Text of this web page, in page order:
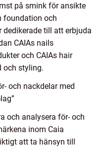
på smink för ansikte
foundation och
dedikerade till att erbjuda
CAIAs nails
och CAIAs hair
och styling.
och nackdelar med
och analysera för- och
inom Caia
att ta hänsyn till